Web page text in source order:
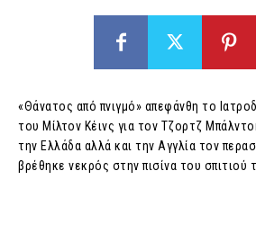
«Θάνατος από πνιγμό» απεφάνθη τo
του Μίλτον Κέινς για τον Τζορτζ
την Ελλάδα αλλά και την Αγγλία τον
βρέθηκε νεκρός στην πισίνα του σπιτιού